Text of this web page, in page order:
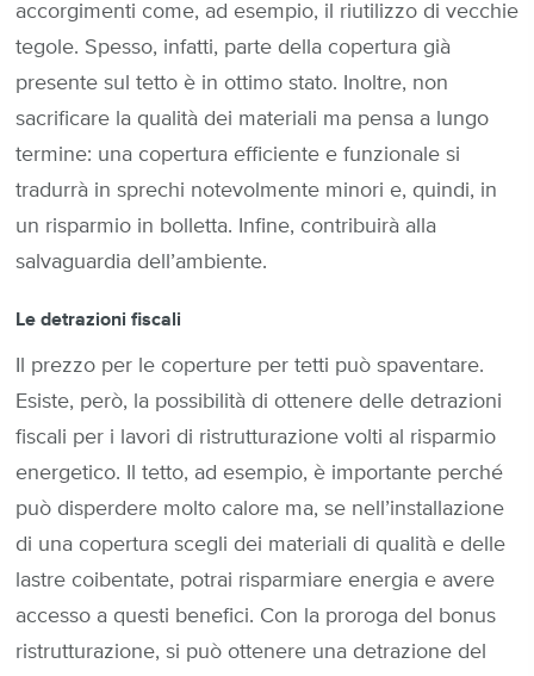
accorgimenti come, ad esempio, il riutilizzo di vecchie
tegole. Spesso, infatti, parte della copertura già
presente sul tetto è in ottimo stato. Inoltre, non
sacrificare la qualità dei materiali ma pensa a lungo
termine: una copertura efficiente e funzionale si
tradurrà in sprechi notevolmente minori e, quindi, in
un risparmio in bolletta. Infine, contribuirà alla
salvaguardia dell’ambiente.
Le detrazioni fiscali
Il prezzo per le coperture per tetti può spaventare.
Esiste, però, la possibilità di ottenere delle detrazioni
fiscali per i lavori di ristrutturazione volti al risparmio
energetico. Il tetto, ad esempio, è importante perché
può disperdere molto calore ma, se nell’installazione
di una copertura scegli dei materiali di qualità e delle
lastre coibentate, potrai risparmiare energia e avere
accesso a questi benefici. Con la proroga del bonus
ristrutturazione, si può ottenere una detrazione del